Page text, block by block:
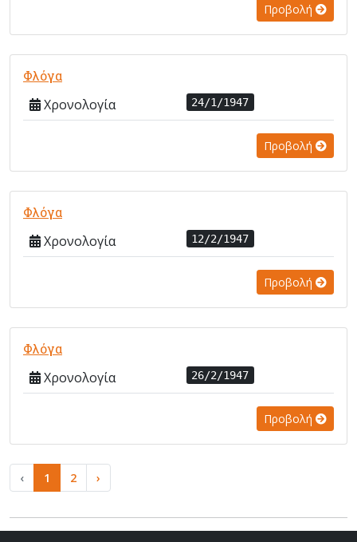
Προβολή
Φλόγα
Χρονολογία 24/1/1947
Προβολή
Φλόγα
Χρονολογία 12/2/1947
Προβολή
Φλόγα
Χρονολογία 26/2/1947
Προβολή
‹ 1 2 ›